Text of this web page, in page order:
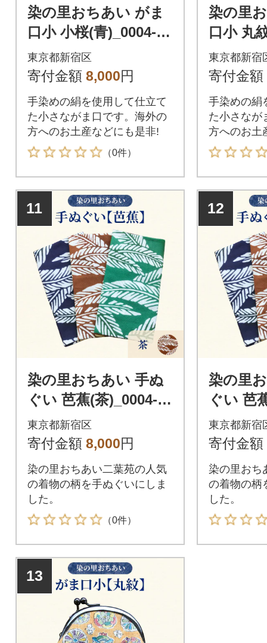
染の里おちあい がま
口小 小桜(青)_0004-00
5-S05-2
東京都新宿区
寄付金額 8,000円
手染めの絹を使用して仕立て
た小さながま口です。海外の
方へのお土産などにも是非!
（0件）
染の里
口小 丸
006-
東京都新宿
寄付金額
手染めの絹
た小さなが
方へのお土
11
染の里おちあい 手ぬ
ぐい 芭蕉(茶)_0004-00
1-S05-2
東京都新宿区
寄付金額 8,000円
染の里おちあい二葉苑の人気
の着物の柄を手ぬぐいにしま
した。
（0件）
12
染の里
ぐい 芭
1-S05-3
東京都新宿
寄付金額
染の里おち
の着物の柄
した。
13